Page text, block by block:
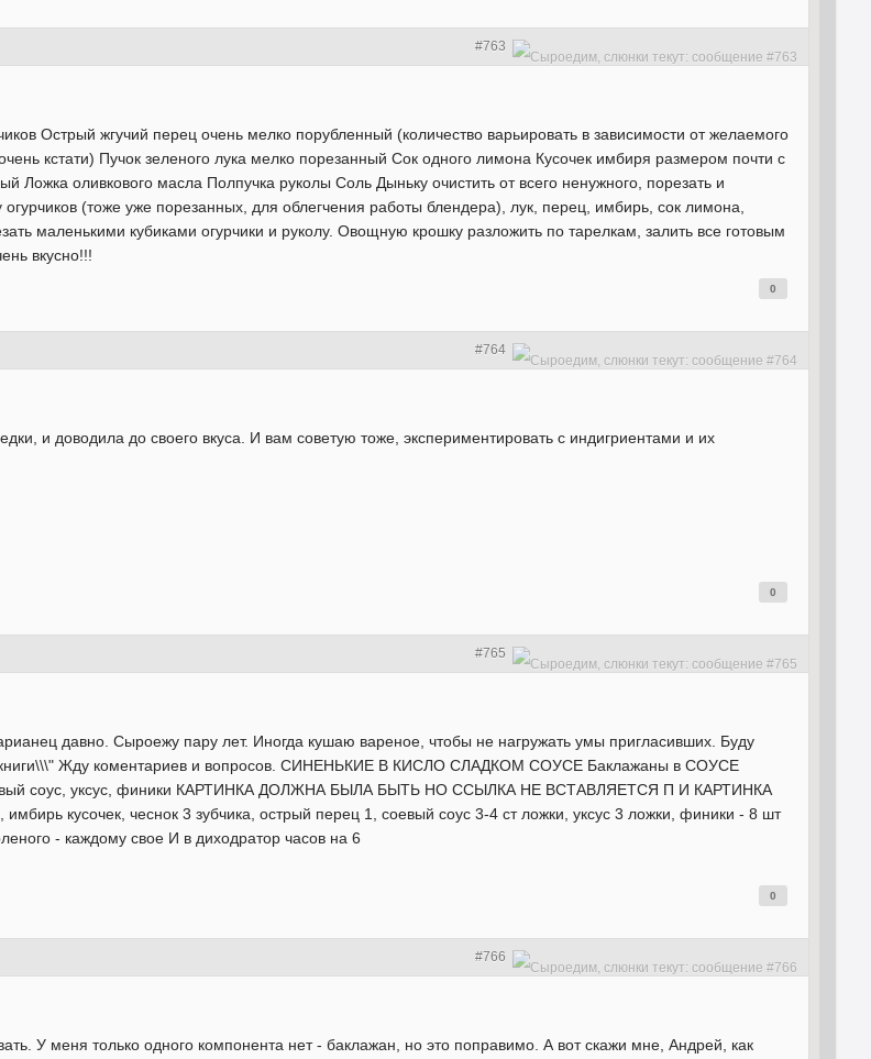
#763
Острый жгучий перец очень мелко порубленный (количество варьировать в зависимости от желаемого
кстати) Пучок зеленого лука мелко порезанный Сок одного лимона Кусочек имбиря размером почти с
Ложка оливкового масла Полпучка руколы Соль Дыньку очистить от всего ненужного, порезать и
(тоже уже порезанных, для облегчения работы блендера), лук, перец, имбирь, сок лимона,
маленькими кубиками огурчики и руколу. Овощную крошку разложить по тарелкам, залить все готовым
вкусно!!!
0
#764
и доводила до своего вкуса. И вам советую тоже, экспериментировать с индигриентами и их
0
#765
давно. Сыроежу пару лет. Иногда кушаю вареное, чтобы не нагружать умы пригласивших. Буду
книги\\\" Жду коментариев и вопросов. СИНЕНЬКИЕ В КИСЛО СЛАДКОМ СОУСЕ Баклажаны в СОУСЕ
соус, уксус, финики КАРТИНКА ДОЛЖНА БЫЛА БЫТЬ НО ССЫЛКА НЕ ВСТАВЛЯЕТСЯ П И КАРТИНКА
кусочек, чеснок 3 зубчика, острый перец 1, соевый соус 3-4 ст ложки, уксус 3 ложки, финики - 8 шт
- каждому свое И в диходратор часов на 6
0
#766
У меня только одного компонента нет - баклажан, но это поправимо. А вот скажи мне, Андрей, как